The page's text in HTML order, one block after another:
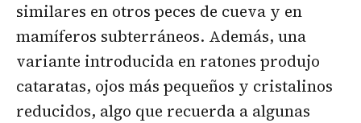
similares en otros peces de cueva y en
mamíferos subterráneos. Además, una
variante introducida en ratones produjo
cataratas, ojos más pequeños y cristalinos
reducidos, algo que recuerda a algunas